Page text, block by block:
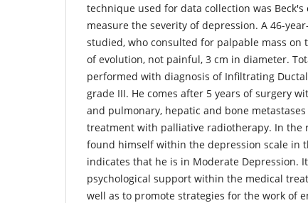
technique used for data collection was
measure the severity of depression. A 46-
studied, who consulted for palpable mass on
of evolution, not painful, 3 cm in diameter.
performed with diagnosis of Infiltrating
grade III. He comes after 5 years of surgery
and pulmonary, hepatic and bone
treatment with palliative radiotherapy. In the
found himself within the depression scale in
indicates that he is in Moderate Depression.
psychological support within the medical
well as to promote strategies for the work of